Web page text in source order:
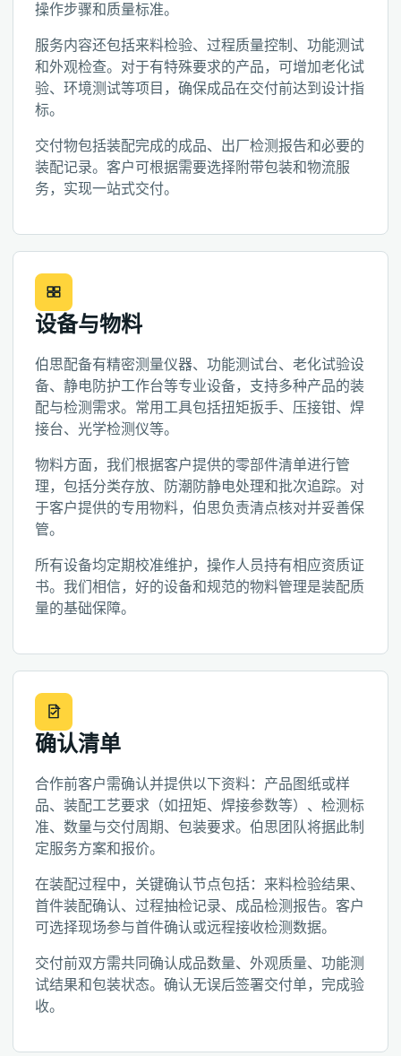
操作步骤和质量标准。
服务内容还包括来料检验、过程质量控制、功能测试
和外观检查。对于有特殊要求的产品，可增加老化试
验、环境测试等项目，确保成品在交付前达到设计指
标。
交付物包括装配完成的成品、出厂检测报告和必要的
装配记录。客户可根据需要选择附带包装和物流服
务，实现一站式交付。
设备与物料
伯思配备有精密测量仪器、功能测试台、老化试验设
备、静电防护工作台等专业设备，支持多种产品的装
配与检测需求。常用工具包括扭矩扳手、压接钳、焊
接台、光学检测仪等。
物料方面，我们根据客户提供的零部件清单进行管
理，包括分类存放、防潮防静电处理和批次追踪。对
于客户提供的专用物料，伯思负责清点核对并妥善保
管。
所有设备均定期校准维护，操作人员持有相应资质证
书。我们相信，好的设备和规范的物料管理是装配质
量的基础保障。
确认清单
合作前客户需确认并提供以下资料：产品图纸或样
品、装配工艺要求（如扭矩、焊接参数等）、检测标
准、数量与交付周期、包装要求。伯思团队将据此制
定服务方案和报价。
在装配过程中，关键确认节点包括：来料检验结果、
首件装配确认、过程抽检记录、成品检测报告。客户
可选择现场参与首件确认或远程接收检测数据。
交付前双方需共同确认成品数量、外观质量、功能测
试结果和包装状态。确认无误后签署交付单，完成验
收。